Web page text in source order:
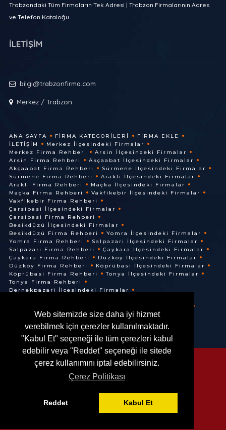
Web sitemizde size daha iyi hizmet
verebilmek için çerezler kullanılmaktadır.
"Kabul Et" seçeneği ile tüm çerezleri kabul
edebilir veya "Reddet" seçeneği ile sitede
çerez kullanımını iptal edebilirsiniz.
Çerez Politikası
Reddet Kabul Et
Trabzondaki Tüm Firmaların Tek Adresi | Trabzon Firmalarının Adres
ve Telefon Kataloğu
İLETİŞİM
bilgi@trabzonfirma.com
Merkez / Trabzon
ANA SAYFA FIRMA KATEGORILERI
FIRMA EKLE
İLETIŞIM
Merkez İlçesindeki Firmalar
Merkez Firma Rehberi
Arsin İlçesindeki Firmalar
Arsin Firma Rehberi
Akçaabat İlçesindeki Firmalar
Akçaabat Firma Rehberi
Sürmene İlçesindeki Firmalar
Sürmene Firma Rehberi
Arakli İlçesindeki Firmalar
Arakli Firma Rehberi
Maçka İlçesindeki Firmalar
Maçka Firma Rehberi
Vakfikebir İlçesindeki Firmalar
Vakfikebir Firma Rehberi
Çarsibasi İlçesindeki Firmalar
Çarsibasi Firma Rehberi
Besikdüzü İlçesindeki Firmalar
Besikdüzü Firma Rehberi
Yomra İlçesindeki Firmalar
Yomra Firma Rehberi
Salpazari İlçesindeki Firmalar
Salpazari Firma Rehberi
Çaykara İlçesindeki Firmalar
Çaykara Firma Rehberi
Düzköy İlçesindeki Firmalar
Düzköy Firma Rehberi
Köprübasi İlçesindeki Firmalar
Köprübasi Firma Rehberi
Tonya İlçesindeki Firmalar
Tonya Firma Rehberi
Dernekpazari İlçesindeki Firmalar
Of İlçesindeki Firmalar
Of Firma Rehberi
© @ 2016. Her Hakkı Saklıdır.